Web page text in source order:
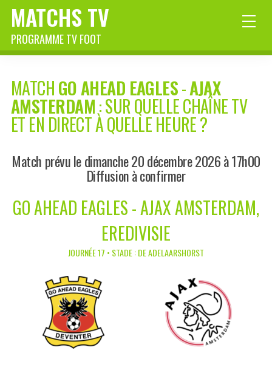
MATCHS TV
PROGRAMME TV FOOT
MATCHGO AHEAD EAGLES-AJAX
AMSTERDAM: SUR QUELLE CHAÎNE TV
ET EN DIRECT À QUELLE HEURE ?
Match prévu le dimanche 20 décembre 2026 à 17h00
Diffusion à confirmer
GO AHEAD EAGLES - AJAX AMSTERDAM,
EREDIVISIE
JOURNÉE 17 • STADE : DE ADELAARSHORST